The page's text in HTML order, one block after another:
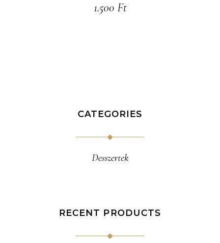
1.500 Ft
CATEGORIES
Desszertek
RECENT PRODUCTS